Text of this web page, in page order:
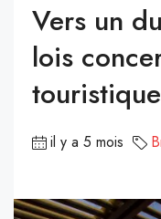
Vers un
lois
il y a 5 mois